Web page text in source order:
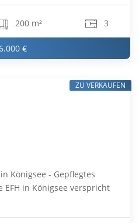
200 m² 3
€
Königsee - Gepflegtes
EFH in Königsee verspricht
ZU VERKAUFEN